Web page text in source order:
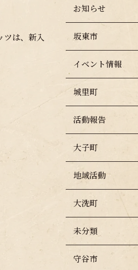
ツは、新入
お知らせ
坂東市
イベント情報
城里町
活動報告
大子町
地域活動
大洗町
未分類
守谷市